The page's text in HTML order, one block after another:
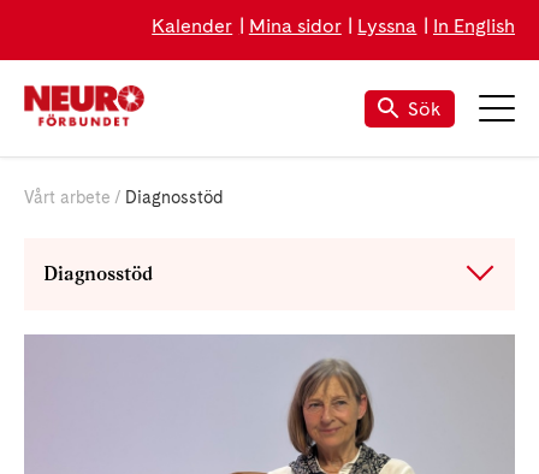
Kalender Mina sidor Lyssna In English
Sök
Vårt arbete Diagnosstöd
Diagnosstöd